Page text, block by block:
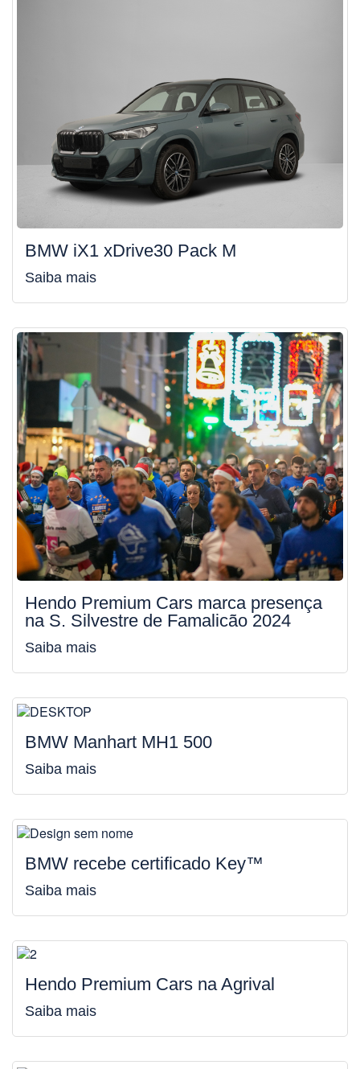
BMW iX1 xDrive30 Pack M
Saiba mais
Hendo Premium Cars marca presença
na S. Silvestre de Famalicão 2024
Saiba mais
BMW Manhart MH1 500
Saiba mais
BMW recebe certificado Key™️
Saiba mais
Hendo Premium Cars na Agrival
Saiba mais